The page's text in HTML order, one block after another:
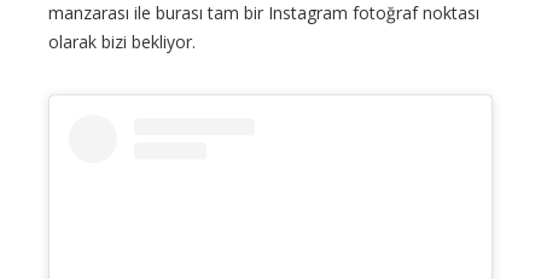
manzarası ile burası tam bir Instagram fotoğraf noktası
olarak bizi bekliyor.